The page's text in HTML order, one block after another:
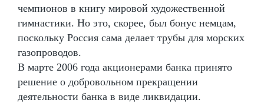
чемпионов в книгу мировой художественной
гимнастики. Но это, скорее, был бонус немцам,
поскольку Россия сама делает трубы для морских
газопроводов.
В марте 2006 года акционерами банка принято
решение о добровольном прекращении
деятельности банка в виде ликвидации.